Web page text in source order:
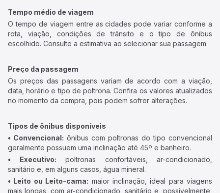
Tempo médio de viagem
O tempo de viagem entre as cidades pode variar conforme a
rota, viação, condições de trânsito e o tipo de ônibus
escolhido. Consulte a estimativa ao selecionar sua passagem.
Preço da passagem
Os preços das passagens variam de acordo com a viação,
data, horário e tipo de poltrona. Confira os valores atualizados
no momento da compra, pois podem sofrer alterações.
Tipos de ônibus disponíveis
• Convencional: ônibus com poltronas do tipo convencional
geralmente possuem uma inclinação até 45º e banheiro.
• Executivo: poltronas confortáveis, ar-condicionado,
sanitário e, em alguns casos, água mineral.
• Leito ou Leito-cama: maior inclinação, ideal para viagens
mais longas, com ar-condicionado, sanitário e, possivelmente,